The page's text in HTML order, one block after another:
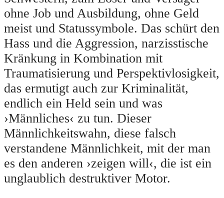
ohne Job und Ausbildung, ohne Geld
meist und Statussymbole. Das schürt den
Hass und die Aggression, narzisstische
Kränkung in Kombination mit
Traumatisierung und Perspektivlosigkeit,
das ermutigt auch zur Kriminalität,
endlich ein Held sein und was
›Männliches‹ zu tun. Dieser
Männlichkeitswahn, diese falsch
verstandene Männlichkeit, mit der man
es den anderen ›zeigen will‹, die ist ein
unglaublich destruktiver Motor.